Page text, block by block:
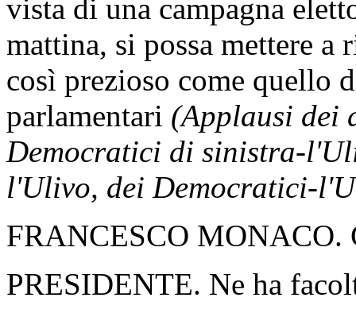
vista di una campagna
mattina, si possa mettere
così prezioso come quello
parlamentari (Applausi dei
Democratici di sinistra-
l'Ulivo, dei Democratici-
FRANCESCO MONACO.
PRESIDENTE. Ne ha